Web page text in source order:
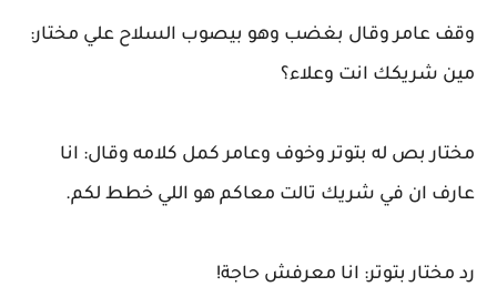
وقف عامر وقال بغضب وهو بيصوب السلاح علي مختار:
مين شريكك انت وعلاء؟
مختار بص له بتوتر وخوف وعامر كمل كلامه وقال: انا
عارف ان في شريك تالت معاكم هو اللي خطط لكم.
رد مختار بتوتر: انا معرفش حاجة!